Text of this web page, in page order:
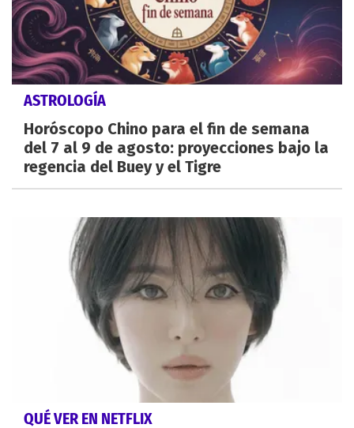
ASTROLOGÍA
Horóscopo Chino para el fin de semana
del 7 al 9 de agosto: proyecciones bajo la
regencia del Buey y el Tigre
QUÉ VER EN NETFLIX